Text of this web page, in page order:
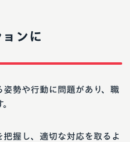
ンに
勢や行動に問題があり、職
握し、適切な対応を取るよ